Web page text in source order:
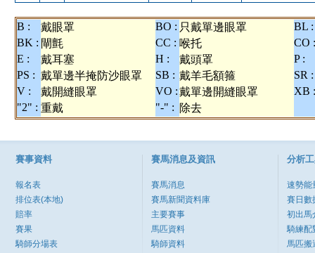
B : 戴眼罩 BO : 只戴單邊眼罩
BL :
BK : 閘氈 CC : 喉托
CO :
E :
戴耳塞 H : 戴頭罩
P :
PS : 戴單邊半掩防沙眼罩 SB : 戴羊毛額箍
SR :
V :
戴開縫眼罩 VO :戴單邊開縫眼罩
XB :
"2" : 重戴 "-" : 除去
賽事資料
報名表
排位表(本地)
賠率
賽果
騎師分場表
賽馬消息及資訊
賽馬消息
賽馬新聞資料庫
主要賽事
馬匹資料
騎師資料
分析
速勢能
賽日數
初出馬
騎練配
馬匹搬